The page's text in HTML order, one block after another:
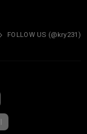
FOLLOW US (@kry231)